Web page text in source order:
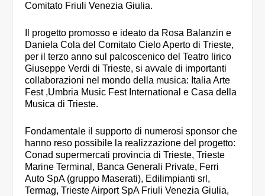
Comitato Friuli Venezia Giulia.
Il progetto promosso e ideato da Rosa Balanzin e
Daniela Cola del Comitato Cielo Aperto di Trieste,
per il terzo anno sul palcoscenico del Teatro lirico
Giuseppe Verdi di Trieste, si avvale di importanti
collaborazioni nel mondo della musica: Italia Arte
Fest ,Umbria Music Fest International e Casa della
Musica di Trieste.
Fondamentale il supporto di numerosi sponsor che
hanno reso possibile la realizzazione del progetto:
Conad supermercati provincia di Trieste, Trieste
Marine Terminal, Banca Generali Private, Ferri
Auto SpA (gruppo Maserati), Edilimpianti srl,
Termag, Trieste Airport SpA Friuli Venezia Giulia,